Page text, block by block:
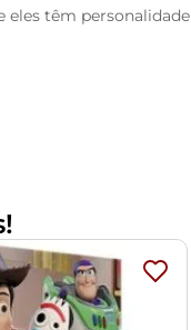
têm